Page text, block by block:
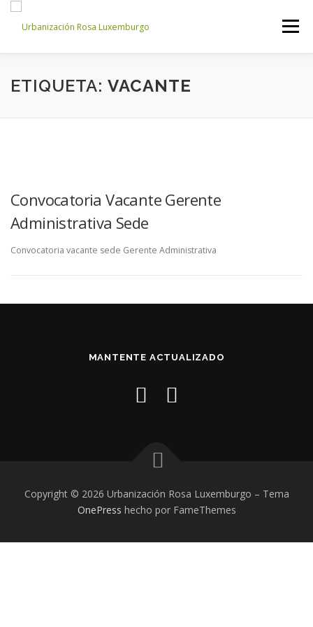
contenido
Menú
INICIO NOSOTROS NOTICIAS
ETIQUETA: VACANTE
Convocatoria Vacante Gerente
Administrativa Sede
Convocatoria vacante sede Gerente Administrativa
MANTENTE ACTUALIZADO
Copyright © 2026 Urbanización Rosa Luxemburgo – Tema
OnePress hecho por FameThemes